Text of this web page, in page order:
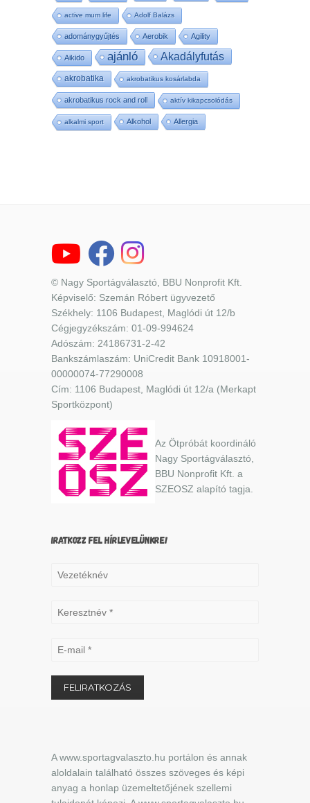
active mum life Adolf Balázs
adománygyűjtés Aerobik Agility
Aikido ajánló Akadályfutás
akrobatika akrobatikus kosárlabda
akrobatikus rock and roll aktív kikapcsolódás
alkalmi sport Alkohol Allergia
© Nagy Sportágválasztó, BBU Nonprofit Kft.
Képviselő: Szemán Róbert ügyvezető
Székhely: 1106 Budapest, Maglódi út 12/b
Cégjegyzékszám: 01-09-994624
Adószám: 24186731-2-42
Bankszámlaszám: UniCredit Bank 10918001-
00000074-77290008
Cím: 1106 Budapest, Maglódi út 12/a (Merkapt
Sportközpont)
Az Ötpróbát koordináló
Nagy Sportágválasztó,
BBU Nonprofit Kft. a
SZEOSZ alapító tagja.
IRATKOZZ FEL HÍRLEVELÜNKRE!
A www.sportagvalaszto.hu portálon és annak
aloldalain található összes szöveges és képi
anyag a honlap üzemeltetőjének szellemi